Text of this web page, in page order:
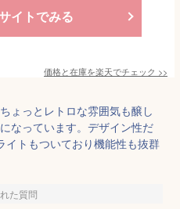
イトでみる
価格と在庫を楽天でチェック >>
ょっとレトロな雰囲気も醸し
なっています。デザイン性だ
イトもついており機能性も抜群
た質問